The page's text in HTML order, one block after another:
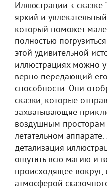
Иллюстрации к сказке
яркий и
который поможет
полностью
этой удивительной
иллюстрациях можно
верно передающий
способности. Они
сказки, которые
захватывающие
воздушным
летательном
детализация
ощутить всю магию и
происходящее вокруг,
атмосферой